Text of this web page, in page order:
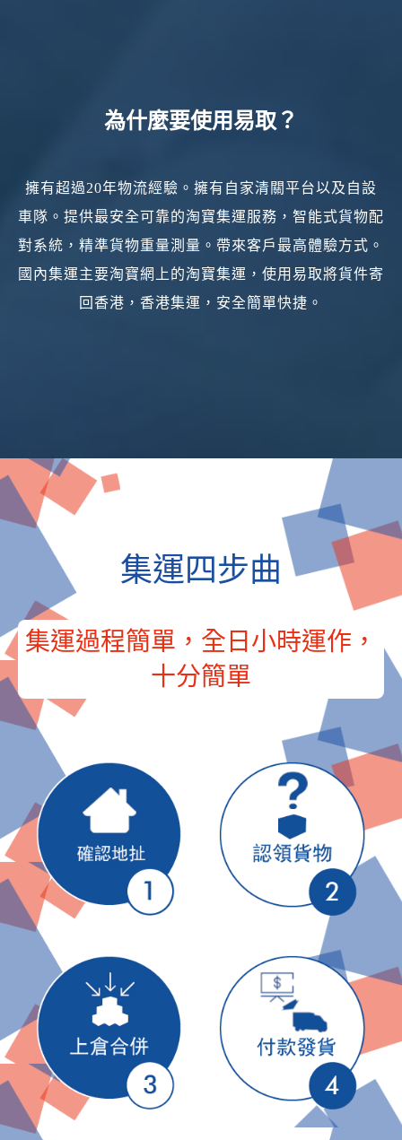
為什麼要使用易取？
擁有超過20年物流經驗。擁有自家清關平台以及自設
車隊。提供最安全可靠的淘寶集運服務，智能式貨物配
對系統，精準貨物重量測量。帶來客戶最高體驗方式。
國內集運主要淘寶網上的淘寶集運，使用易取將貨件寄
回香港，香港集運，安全簡單快捷。
集運四步曲
集運過程簡單，全日小時運作，
十分簡單